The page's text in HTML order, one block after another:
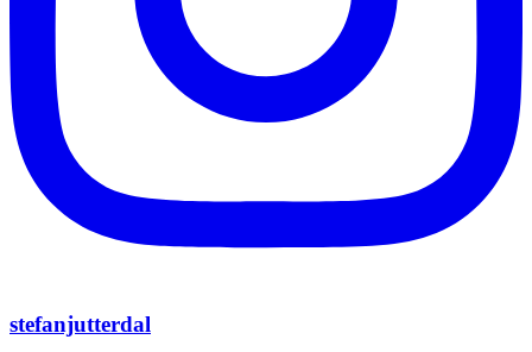
stefanjutterdal